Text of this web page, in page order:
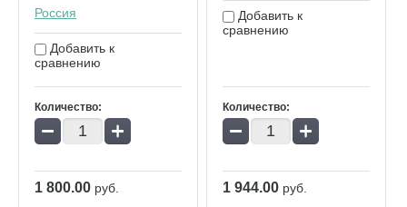
Россия
Добавить к
сравнению
Количество:
− +
1 800.00 руб.
Добавить к
сравнению
Количество:
− +
1 944.00 руб.